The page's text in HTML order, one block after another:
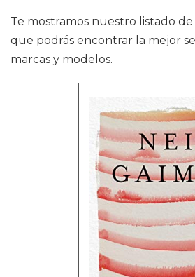
Te mostramos nuestro listado
que podrás encontrar la mejor
marcas y modelos.